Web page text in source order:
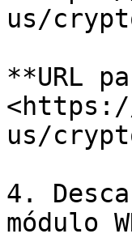
us/
**URL
<https://
us/
4.
módulo